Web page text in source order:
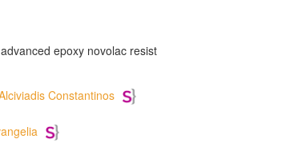
epoxy novolac resist
Constantinos